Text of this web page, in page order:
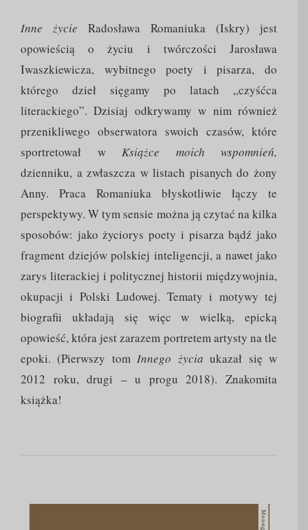
Inne życie Radosława Romaniuka (Iskry) jest
opowieścią o życiu i twórczości Jarosława
Iwaszkiewicza, wybitnego poety i pisarza, do
którego dzieł sięgamy po latach „czyśćca
literackiego”. Dzisiaj odkrywamy w nim również
przenikliwego obserwatora swoich czasów, które
sportretował w Książce moich wspomnień,
dzienniku, a zwłaszcza w listach pisanych do żony
Anny. Praca Romaniuka błyskotliwie łączy te
perspektywy. W tym sensie można ją czytać na kilka
sposobów: jako życiorys poety i pisarza bądź jako
fragment dziejów polskiej inteligencji, a nawet jako
zarys literackiej i politycznej historii międzywojnia,
okupacji i Polski Ludowej. Tematy i motywy tej
biografii układają się więc w wielką, epicką
opowieść, która jest zarazem portretem artysty na tle
epoki. (Pierwszy tom Innego życia ukazał się w
2012 roku, drugi – u progu 2018). Znakomita
książka!